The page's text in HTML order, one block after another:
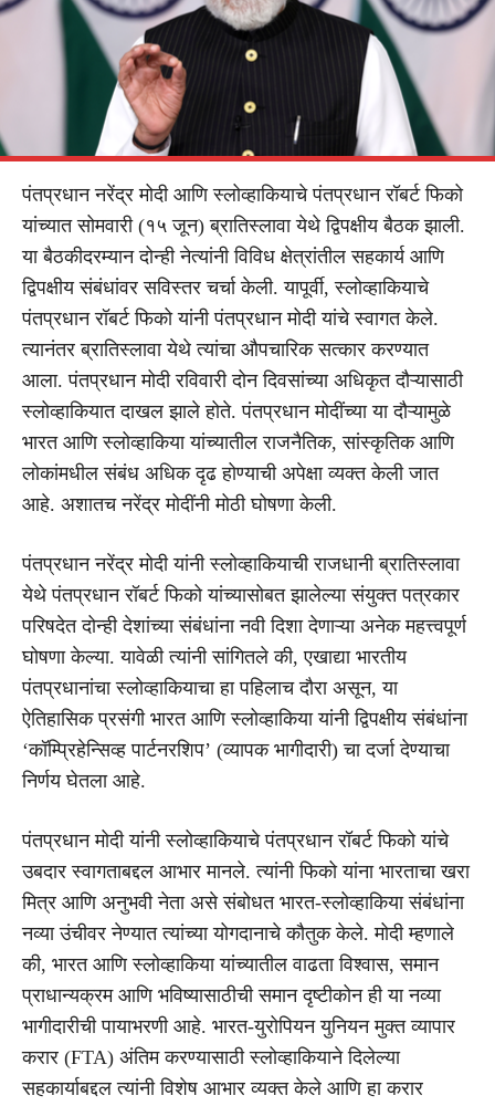
पंतप्रधान नरेंद्र मोदी आणि स्लोव्हाकियाचे पंतप्रधान रॉबर्ट फिको
यांच्यात सोमवारी (१५ जून) ब्रातिस्लावा येथे द्विपक्षीय बैठक झाली.
या बैठकीदरम्यान दोन्ही नेत्यांनी विविध क्षेत्रांतील सहकार्य आणि
द्विपक्षीय संबंधांवर सविस्तर चर्चा केली. यापूर्वी, स्लोव्हाकियाचे
पंतप्रधान रॉबर्ट फिको यांनी पंतप्रधान मोदी यांचे स्वागत केले.
त्यानंतर ब्रातिस्लावा येथे त्यांचा औपचारिक सत्कार करण्यात
आला. पंतप्रधान मोदी रविवारी दोन दिवसांच्या अधिकृत दौऱ्यासाठी
स्लोव्हाकियात दाखल झाले होते. पंतप्रधान मोदींच्या या दौऱ्यामुळे
भारत आणि स्लोव्हाकिया यांच्यातील राजनैतिक, सांस्कृतिक आणि
लोकांमधील संबंध अधिक दृढ होण्याची अपेक्षा व्यक्त केली जात
आहे. अशातच नरेंद्र मोदींनी मोठी घोषणा केली.
पंतप्रधान नरेंद्र मोदी यांनी स्लोव्हाकियाची राजधानी ब्रातिस्लावा
येथे पंतप्रधान रॉबर्ट फिको यांच्यासोबत झालेल्या संयुक्त पत्रकार
परिषदेत दोन्ही देशांच्या संबंधांना नवी दिशा देणाऱ्या अनेक महत्त्वपूर्ण
घोषणा केल्या. यावेळी त्यांनी सांगितले की, एखाद्या भारतीय
पंतप्रधानांचा स्लोव्हाकियाचा हा पहिलाच दौरा असून, या
ऐतिहासिक प्रसंगी भारत आणि स्लोव्हाकिया यांनी द्विपक्षीय संबंधांना
‘कॉम्प्रिहेन्सिव्ह पार्टनरशिप’ (व्यापक भागीदारी) चा दर्जा देण्याचा
निर्णय घेतला आहे.
पंतप्रधान मोदी यांनी स्लोव्हाकियाचे पंतप्रधान रॉबर्ट फिको यांचे
उबदार स्वागताबद्दल आभार मानले. त्यांनी फिको यांना भारताचा खरा
मित्र आणि अनुभवी नेता असे संबोधत भारत-स्लोव्हाकिया संबंधांना
नव्या उंचीवर नेण्यात त्यांच्या योगदानाचे कौतुक केले. मोदी म्हणाले
की, भारत आणि स्लोव्हाकिया यांच्यातील वाढता विश्वास, समान
प्राधान्यक्रम आणि भविष्यासाठीची समान दृष्टीकोन ही या नव्या
भागीदारीची पायाभरणी आहे. भारत-युरोपियन युनियन मुक्त व्यापार
करार (FTA) अंतिम करण्यासाठी स्लोव्हाकियाने दिलेल्या
सहकार्याबद्दल त्यांनी विशेष आभार व्यक्त केले आणि हा करार